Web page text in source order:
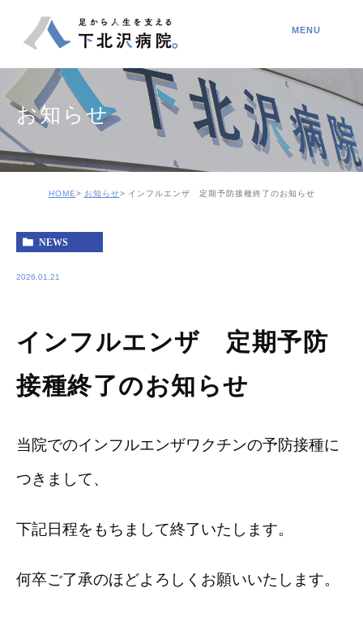
お知らせ
HOME お知らせ インフルエンザ 定期予防接種終了のお知らせ
NEWS
2026.01.21
インフルエンザ 定期予防
接種終了のお知らせ
当院でのインフルエンザワクチンの予防接種に
つきまして、
下記日程をもちまして終了いたします。
何卒ご了承のほどよろしくお願いいたします。